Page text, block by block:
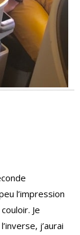
l’impression
Je
j’aurai